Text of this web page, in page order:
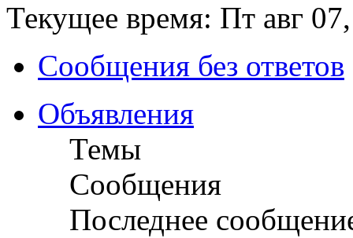
Текущее время: Пт авг
Сообщения без ответов
Объявления
Темы
Сообщения
Последнее